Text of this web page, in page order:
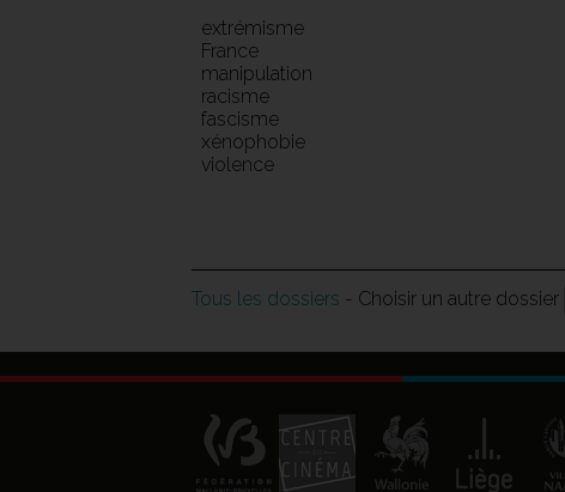
extrémisme
France
manipulation
racisme
fascisme
xénophobie
violence
Tous les dossiers - Choisir un autre dossier